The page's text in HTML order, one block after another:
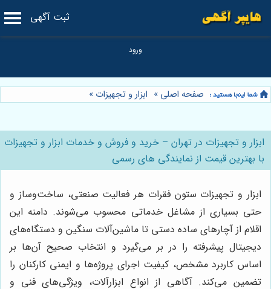
ثبت آگهی
صفحه اصلی » ابزار و تجهیزات »
ابزار و تجهیزات در تهران – خرید و فروش و خدمات ابزار و تجهیزات
با بهترین قیمت از نمایندگی های رسمی
ابزار و تجهیزات ستون فقرات هر فعالیت صنعتی، ساخت‌وساز و
حتی بسیاری از مشاغل خدماتی محسوب می‌شوند. دامنه این
اقلام از آچارهای ساده دستی تا ماشین‌آلات سنگین و دستگاه‌های
دیجیتال پیشرفته را در بر می‌گیرد و انتخاب صحیح آن‌ها بر
اساس کاربرد مشخص، کیفیت اجرای پروژه‌ها و ایمنی کارکنان را
تضمین می‌کند. آگاهی از انواع ابزارآلات، ویژگی‌های فنی و